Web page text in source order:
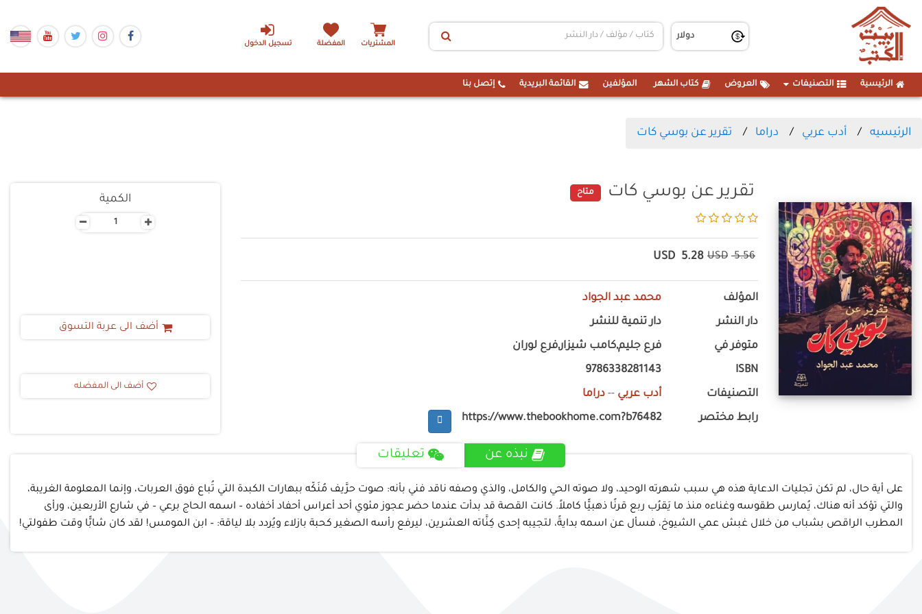
تسجيل الدخول المشتريات المفضلة
الرئيسية التصنيفات العروض كتاب الشهر المؤلفين القائمة البريدية إتصل بنا
الرئيسيه أدب عربي دراما تقرير عن بوسي كات
تقرير عن بوسي كات متاح
5.56
USD
5.28
USD
المؤلف محمد عبد الجواد
دار النشر دار تنمية للنشر
متوفر في فرع جليم,كامب شيزار,فرع لوران
ISBN
9786338281143
التصنيفات أدب عربي -- دراما
رابط مختصر https://www.thebookhome.com?b76482
الكمية
- +
أضف الى عربة التسوق
أضف الى المفضله
نبذه عن تعليقات
على أية حال، لم تكن تجليات الدعاية هذه هي سبب شهرته الوحيد، ولا صوته الحي والكامل، والذي وصفه ناقد فني بأنه: صوت حرَّيف مُنَكّه ببهارات الكبدة التي تُباع فوق العربات، وإنما المعلومة الغريبة،
والتي تؤكد أنه هناك، يُمارس طقوسه وغناءه منذ ما يَقرُب ربع قرنًا ذهبيًّا كاملاً. كانت القصة قد بدأت عندما حضر عجوز مئوي أحد أعراس أحفاد أخفاده – اسمه الحاج برعي – في شارع الأربعين، ورأى
المطرب الراقص بشباب من خلال غبش عمي الشيوخ، فسأل عن اسمه بدايةً، لتجيبه إحدى كِنَّاته العشرين، ليرفع رأسه الصغير كحبة بازلاء ويُردد بلا لياقة: – ابن المومس! لقد كان شابًّا وقت طفولتي!